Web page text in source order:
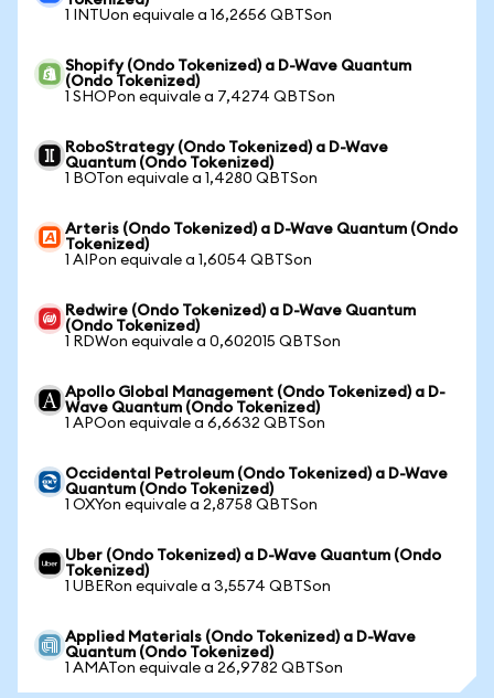
1 INTUon equivale a 16,2656 QBTSon
Shopify (Ondo Tokenized) a D-Wave Quantum
(Ondo Tokenized)
1 SHOPon equivale a 7,4274 QBTSon
RoboStrategy (Ondo Tokenized) a D-Wave
Quantum (Ondo Tokenized)
1 BOTon equivale a 1,4280 QBTSon
Arteris (Ondo Tokenized) a D-Wave Quantum (Ondo
Tokenized)
1 AIPon equivale a 1,6054 QBTSon
Redwire (Ondo Tokenized) a D-Wave Quantum
(Ondo Tokenized)
1 RDWon equivale a 0,602015 QBTSon
Apollo Global Management (Ondo Tokenized) a D-
Wave Quantum (Ondo Tokenized)
1 APOon equivale a 6,6632 QBTSon
Occidental Petroleum (Ondo Tokenized) a D-Wave
Quantum (Ondo Tokenized)
1 OXYon equivale a 2,8758 QBTSon
Uber (Ondo Tokenized) a D-Wave Quantum (Ondo
Tokenized)
1 UBERon equivale a 3,5574 QBTSon
Applied Materials (Ondo Tokenized) a D-Wave
Quantum (Ondo Tokenized)
1 AMATon equivale a 26,9782 QBTSon